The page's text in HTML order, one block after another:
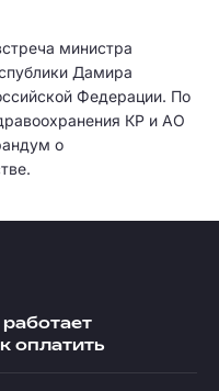
министра
Дамира
Федерации. По
КР и АО
о
работает
оплатить